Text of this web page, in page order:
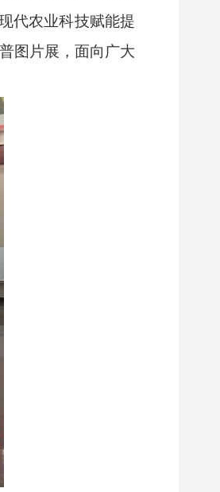
代农业科技赋能提
图片展，面向广大